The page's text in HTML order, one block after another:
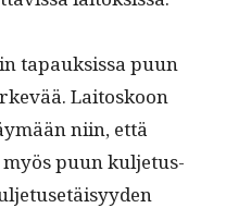
tapauk­sis­sa puun
Laitoskoon
niin, että
puun kul­je­tus­